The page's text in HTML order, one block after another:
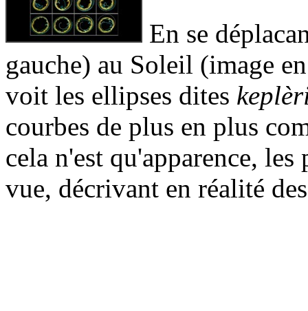
En se
gauche) au Soleil (image
voit les ellipses dites
courbes de plus en plus
cela n'est qu'apparence,
vue, décrivant en réalité